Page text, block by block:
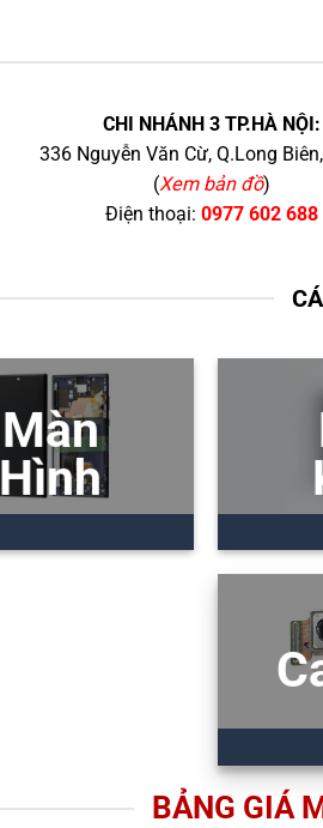
CHI NHÁNH 3 TP.HÀ NỘI:
336 Nguyễn Văn Cừ, Q.Long
(Xem bản đồ)
Điện thoại: 0977 602 688
Màn
Hình
BẢNG GIÁ